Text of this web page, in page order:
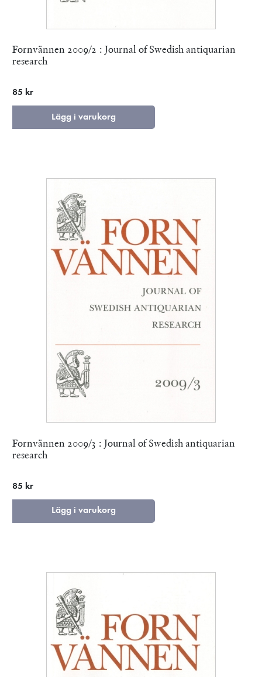
Fornvännen 2009/2 : Journal of Swedish antiquarian
research
85 kr
Lägg i varukorg
Fornvännen 2009/3 : Journal of Swedish antiquarian
research
85 kr
Lägg i varukorg